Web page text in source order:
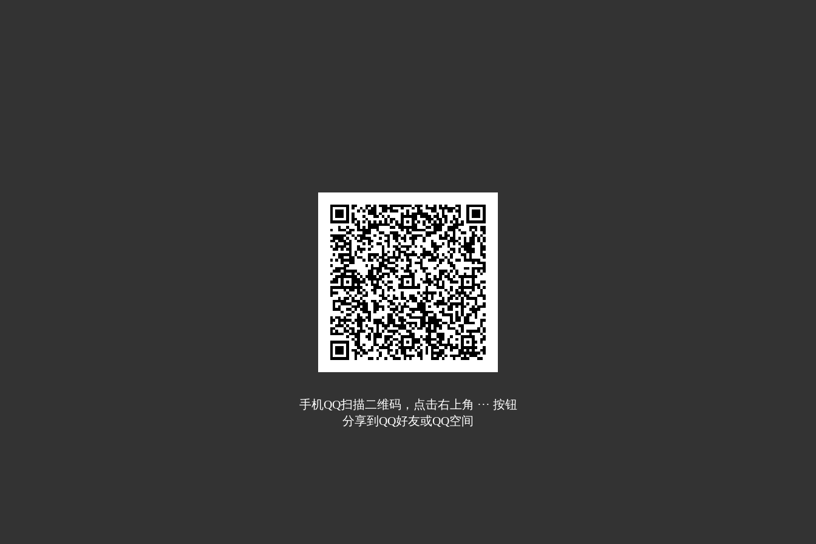
手机QQ扫描二维码，点击右上角 ··· 按钮
分享到QQ好友或QQ空间